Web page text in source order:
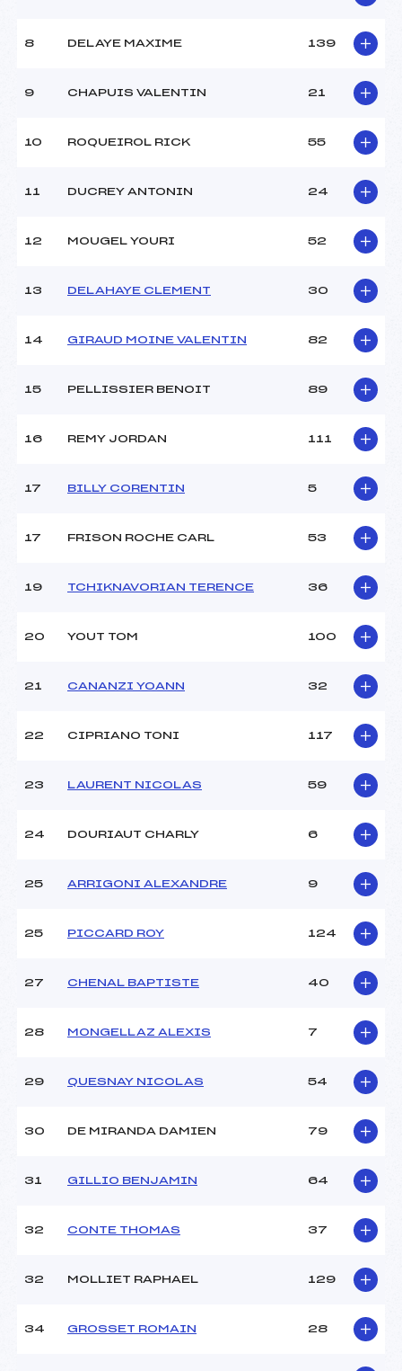
PAQUIN PIERRE (SA)
Ouvreurs C :
BEAU
Ouvreurs B :
Ouvreurs D :
-6
Température arrivée :
BEN
8 DELAYE MAXIME 139
9 CHAPUIS VALENTIN 21
10 ROQUEIROL RICK 55
11 DUCREY ANTONIN 24
12 MOUGEL YOURI 52
13 DELAHAYE CLEMENT 30
14 GIRAUD MOINE VALENTIN 82
15 PELLISSIER BENOIT 89
16 REMY JORDAN 111
17 BILLY CORENTIN 5
17 FRISON ROCHE CARL 53
19 TCHIKNAVORIAN TERENCE 36
20 YOUT TOM 100
21 CANANZI YOANN 32
22 CIPRIANO TONI 117
23 LAURENT NICOLAS 59
24 DOURIAUT CHARLY 6
25 ARRIGONI ALEXANDRE 9
25 PICCARD ROY 124
27 CHENAL BAPTISTE 40
28 MONGELLAZ ALEXIS 7
29 QUESNAY NICOLAS 54
30 DE MIRANDA DAMIEN 79
31 GILLIO BENJAMIN 64
32 CONTE THOMAS 37
32 MOLLIET RAPHAEL 129
34 GROSSET ROMAIN 28